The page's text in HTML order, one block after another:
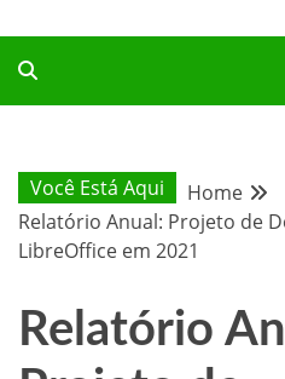
BLOG
Você Está Aqui Home
Relatório Anual: Projeto de
LibreOffice em 2021
Relatório